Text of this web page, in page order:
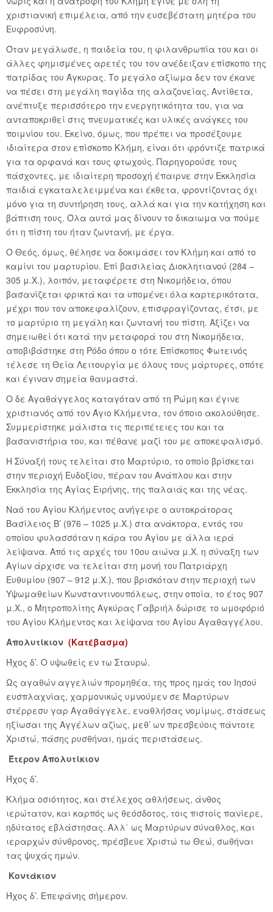
χριστιανική επιμέλεια, από την ευσεβέστατη μητέρα του
Ευφροσύνη.
Όταν μεγάλωσε, η παιδεία του, η φιλανθρωπία του και οι
άλλες φημισμένες αρετές του τον ανέδειξαν επίσκοπο της
πατρίδας του Άγκυρας. Το μεγάλο αξίωμα δεν τον έκανε
να πέσει στη μεγάλη παγίδα της αλαζονείας, Αντίθετα,
ανέπτυξε περισσότερο την ενεργητικότητα του, για να
ανταποκριθεί στις πνευματικές και υλικές ανάγκες του
ποιμνίου του. Εκείνο, όμως, που πρέπει να προσέξουμε
ιδιαίτερα στον επίσκοπο Κλήμη, είναι ότι φρόντιζε πατρικά
για τα ορφανά και τους φτωχούς. Παρηγορούσε τους
πάσχοντες, με ιδιαίτερη προσοχή έπαιρνε στην Εκκλησία
παιδιά εγκαταλελειμμένα και έκθετα, φροντίζοντας όχι
μόνο για τη συντήρηση τους, αλλά και για την κατήχηση και
βάπτιση τους. Όλα αυτά μας δίνουν το δικαιωμα να πούμε
ότι η πίστη του ήταν ζωντανή, με έργα.
Ο Θεός, όμως, θέλησε να δοκιμάσει τον Κλήμη και από το
καμίνι του μαρτυρίου. Επί βασιλείας Διοκλητιανού (284 –
305 μ.Χ.), λοιπόν, μεταφέρετε στη Νικομήδεια, όπου
βασανίζεται φρικτά και τα υπομένει όλα καρτερικότατα,
μέχρι που τον αποκεφαλίζουν, επισφραγίζοντας, έτσι, με
το μαρτύριο τη μεγάλη και ζωντανή του πίστη. Αξίζει να
σημειωθεί ότι κατά την μεταφορά του στη Νικομήδεια,
αποβιβάστηκε στη Ρόδο όπου ο τότε Επίσκοπος Φωτεινός
τέλεσε τη Θεία Λειτουργία με όλους τους μάρτυρες, οπότε
και έγιναν σημεία θαυμαστά.
Ο δε Αγαθάγγελος καταγόταν από τη Ρώμη και έγινε
χριστιανός από τον Άγιο Κλήμεντα, τον όποιο ακολούθησε.
Συμμερίστηκε μάλιστα τις περιπέτειες του και τα
βασανιστήρια του, και πέθανε μαζί του με αποκεφαλισμό.
Η Σύναξή τους τελείται στο Μαρτύριο, το οποίο βρίσκεται
στην περιοχή Ευδοξίου, πέραν του Ανάπλου και στην
Εκκλησία της Αγίας Ειρήνης, της παλαιάς και της νέας.
Ναό του Αγίου Κλήμεντος ανήγειρε ο αυτοκράτορας
Βασίλειος Β’ (976 – 1025 μ.Χ.) στα ανάκτορα, εντός του
οποίου φυλασσόταν η κάρα του Αγίου με άλλα ιερά
λείψανα. Από τις αρχές του 10ου αιώνα μ.Χ. η σύναξη των
Αγίων άρχισε να τελείται στη μονή του Πατριάρχη
Ευθυμίου (907 – 912 μ.Χ.), που βρισκόταν στην περιοχή των
Υψωμαθείων Κωνσταντινουπόλεως, στην οποία, το έτος 907
μ.Χ., ο Μητροπολίτης Αγκύρας Γαβριήλ δώρισε το ωμοφόριό
του Αγίου Κλήμεντος και λείψανα του Αγίου Αγαθαγγέλου.
Απολυτίκιον (Κατέβασμα)
Ήχος δ’. Ο υψωθείς εν τω Σταυρώ.
Ως αγαθών αγγελιών προμηθέα, της προς ημάς του Ιησού
ευσπλαχνίας, χαρμονικώς υμνούμεν σε Μαρτύρων
στέρρεσυ γαρ Αγαθάγγελε, εναθλήσας νομίμως, στάσεως
ηξίωσαι της Αγγέλων αζίως, μεθ’ ων πρεσβεύοις πάντοτε
Χριστώ, πάσης ρυσθήναι, ημάς περιστάσεως.
Έτερον Απολυτίκιον
Ήχος δ’.
Κλήμα οσιότητος, και στέλεχος αθλήσεως, άνθος
ιερώτατον, και καρπός ως θεόσδοτος, τοις πιστοίς πανίερε,
ηδύτατος εβλάστησας. Αλλ᾽ ως Μαρτύρων σύναθλος, και
ιεραρχών σύνθρονος, πρέσβευε Χριστώ τω Θεώ, σωθήναι
τας ψυχάς ημών.
Κοντάκιον
Ήχος δ’. Επεφάνης σήμερον.